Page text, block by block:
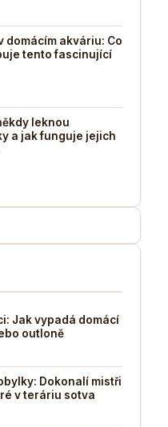
domácím akváriu: Co
tento fascinující
leknou
a jak funguje jejich
Jak vypadá domácí
outloně
Dokonalí mistři
v teráriu sotva